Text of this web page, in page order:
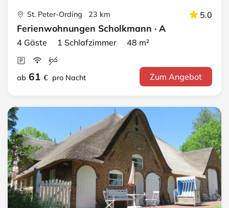
St. Peter-Ording 23 km 5.0
Ferienwohnungen Scholkmann · A
4 Gäste 1 Schlafzimmer 48 m²
ab 61 € pro Nacht Zum Angebot